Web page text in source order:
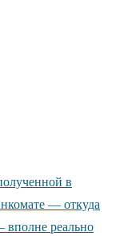
в
— откуда
вполне реально